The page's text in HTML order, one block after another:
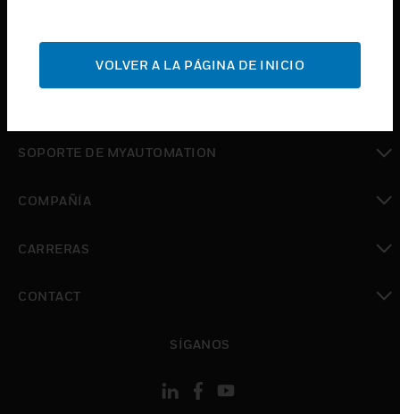
Cambiar vista
Cambiar vista
SOPORTE DE MYAUTOMATION
COMPAÑÍA
CARRERAS
CONTACT
SÍGANOS
VOLVER A LA PÁGINA DE INICIO